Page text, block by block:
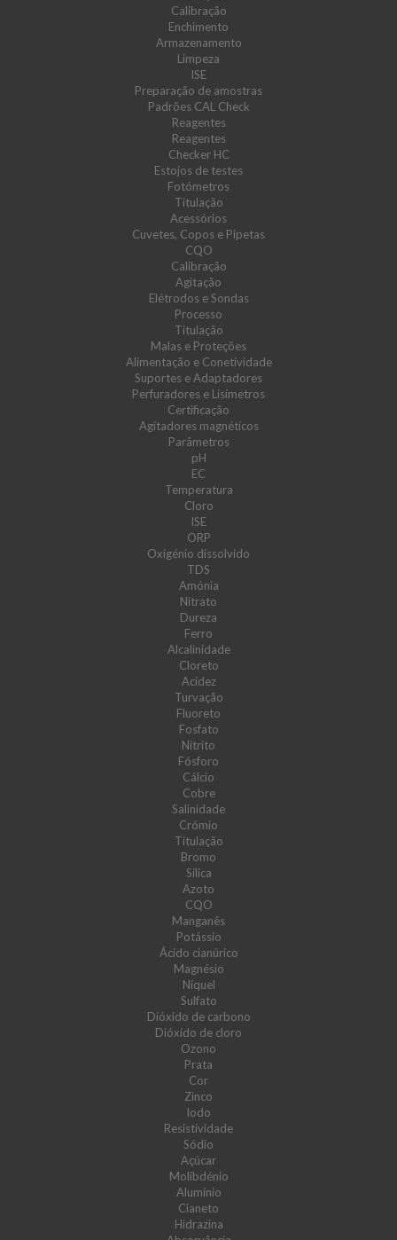
Calibração
Enchimento
Armazenamento
Limpeza
ISE
Preparação de amostras
Padrões CAL Check
Reagentes
Reagentes
Checker HC
Estojos de testes
Fotómetros
Titulação
Acessórios
Cuvetes, Copos e Pipetas
CQO
Calibração
Agitação
Elétrodos e Sondas
Processo
Titulação
Malas e Proteções
Alimentação e Conetividade
Suportes e Adaptadores
Perfuradores e Lisímetros
Certificação
Agitadores magnéticos
Parâmetros
pH
EC
Temperatura
Cloro
ISE
ORP
Oxigénio dissolvido
TDS
Amónia
Nitrato
Dureza
Ferro
Alcalinidade
Cloreto
Acidez
Turvação
Fluoreto
Fosfato
Nitrito
Fósforo
Cálcio
Cobre
Salinidade
Crómio
Titulação
Bromo
Sílica
Azoto
CQO
Manganês
Potássio
Ácido cianúrico
Magnésio
Níquel
Sulfato
Dióxido de carbono
Dióxido de cloro
Ozono
Prata
Cor
Zinco
Iodo
Resistividade
Sódio
Açúcar
Molibdénio
Alumínio
Cianeto
Hidrazina